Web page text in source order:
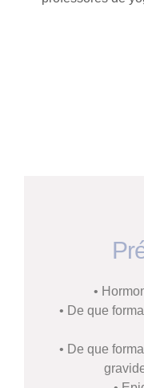
•
• De que
• De que